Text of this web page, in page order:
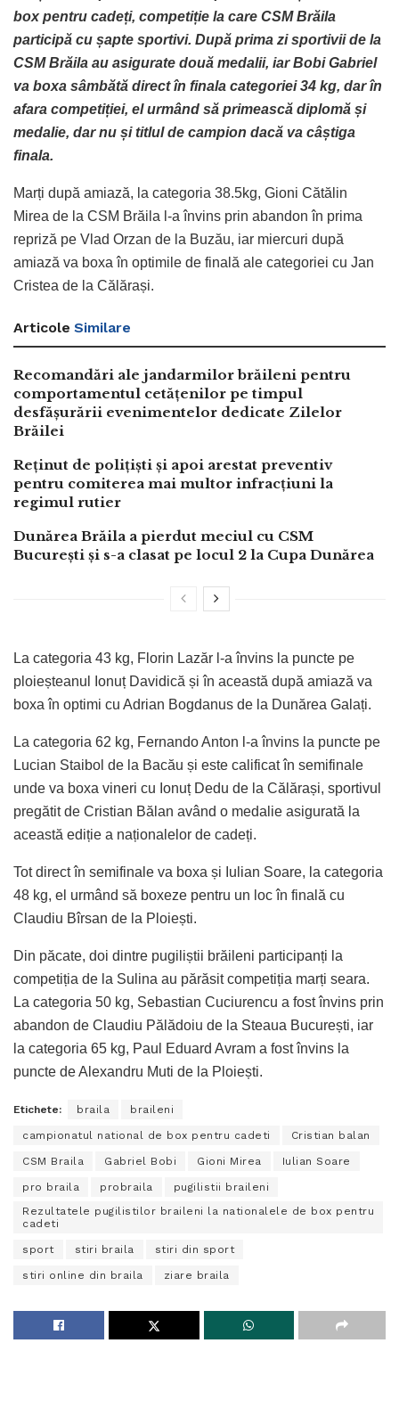
box pentru cadeți, competiție la care CSM Brăila
participă cu șapte sportivi. După prima zi sportivii de la
CSM Brăila au asigurate două medalii, iar Bobi Gabriel
va boxa sâmbătă direct în finala categoriei 34 kg, dar în
afara competiției, el urmând să primească diplomă și
medalie, dar nu și titlul de campion dacă va câștiga
finala.
Marți după amiază, la categoria 38.5kg, Gioni Cătălin
Mirea de la CSM Brăila l-a învins prin abandon în prima
repriză pe Vlad Orzan de la Buzău, iar miercuri după
amiază va boxa în optimile de finală ale categoriei cu Jan
Cristea de la Călărași.
Articole Similare
Recomandări ale jandarmilor brăileni pentru
comportamentul cetățenilor pe timpul
desfășurării evenimentelor dedicate Zilelor
Brăilei
Reținut de polițiști și apoi arestat preventiv
pentru comiterea mai multor infracțiuni la
regimul rutier
Dunărea Brăila a pierdut meciul cu CSM
București și s-a clasat pe locul 2 la Cupa Dunărea
La categoria 43 kg, Florin Lazăr l-a învins la puncte pe
ploieșteanul Ionuț Davidică și în această după amiază va
boxa în optimi cu Adrian Bogdanus de la Dunărea Galați.
La categoria 62 kg, Fernando Anton l-a învins la puncte pe
Lucian Staibol de la Bacău și este calificat în semifinale
unde va boxa vineri cu Ionuț Dedu de la Călărași, sportivul
pregătit de Cristian Bălan având o medalie asigurată la
această ediție a naționalelor de cadeți.
Tot direct în semifinale va boxa și Iulian Soare, la categoria
48 kg, el urmând să boxeze pentru un loc în finală cu
Claudiu Bîrsan de la Ploiești.
Din păcate, doi dintre pugiliștii brăileni participanți la
competiția de la Sulina au părăsit competiția marți seara.
La categoria 50 kg, Sebastian Cuciurencu a fost învins prin
abandon de Claudiu Pălădoiu de la Steaua București, iar
la categoria 65 kg, Paul Eduard Avram a fost învins la
puncte de Alexandru Muti de la Ploiești.
Etichete: braila braileni
campionatul national de box pentru cadeti Cristian balan
CSM Braila Gabriel Bobi Gioni Mirea Iulian Soare
pro braila probraila
pugilistii braileni
Rezultatele pugilistilor braileni la nationalele de box pentru
cadeti
sport stiri braila stiri din sport
stiri online din braila ziare braila